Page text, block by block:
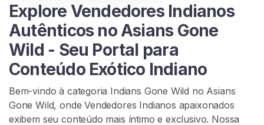
Explore Vendedores Indianos
Autênticos no Asians Gone
Wild - Seu Portal para
Conteúdo Exótico Indiano
Bem-vindo à categoria Indians Gone Wild no Asians
Gone Wild, onde Vendedores Indianos apaixonados
exibem seu conteúdo mais íntimo e exclusivo. Nossa
P
r
o
c
r
a
r